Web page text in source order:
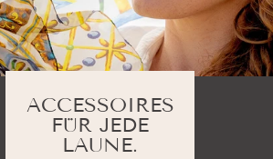
ACCESSOIRES
FÜR JEDE
LAUNE.